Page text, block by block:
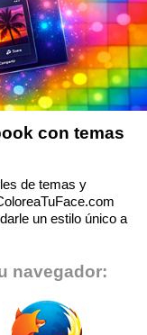
con temas
de temas y
un estilo único a
navegador: